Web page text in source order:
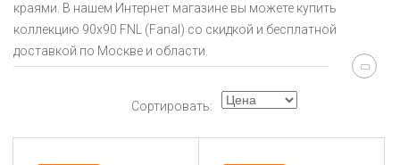
краями. В нашем Интернет магазине вы можете купить
коллекцию 90x90 FNL (Fanal) со скидкой и бесплатной
доставкой по Москве и области.
Сортировать: